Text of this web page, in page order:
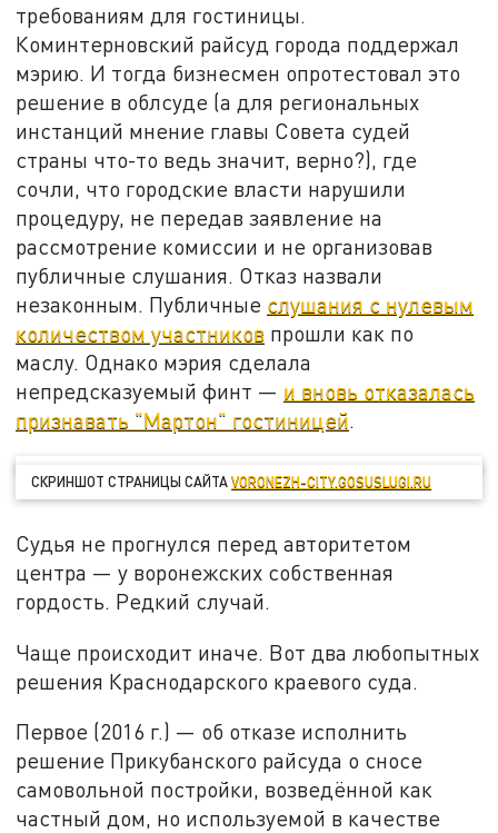
требованиям для гостиницы.
Коминтерновский райсуд города поддержал
мэрию. И тогда бизнесмен опротестовал это
решение в облсуде (а для региональных
инстанций мнение главы Совета судей
страны что-то ведь значит, верно?), где
сочли, что городские власти нарушили
процедуру, не передав заявление на
рассмотрение комиссии и не организовав
публичные слушания. Отказ назвали
незаконным. Публичные слушания с нулевым
количеством участников прошли как по
маслу. Однако мэрия сделала
непредсказуемый финт — и вновь отказалась
признавать "Мартон" гостиницей.
СКРИНШОТ СТРАНИЦЫ САЙТАVORONEZH-CITY.GOSUSLUGI.RU
Судья не прогнулся перед авторитетом
центра — у воронежских собственная
гордость. Редкий случай.
Чаще происходит иначе. Вот два любопытных
решения Краснодарского краевого суда.
Первое (2016 г.) — об отказе исполнить
решение Прикубанского райсуда о сносе
самовольной постройки, возведённой как
частный дом, но используемой в качестве